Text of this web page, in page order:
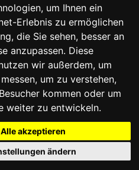
um Ihnen ein
Erlebnis zu ermöglichen
die Sie sehen, besser an
anzupassen. Diese
wir außerdem, um
um zu verstehen,
kommen oder um
weiter zu entwickeln.
Alle akzeptieren
ändern